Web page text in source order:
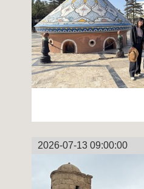
2026-07-13 09:00:00